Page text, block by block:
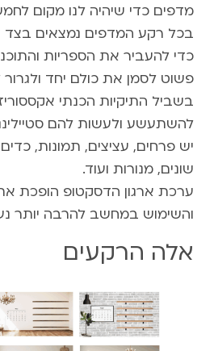
מדפים כדי שיהיה לנו מקום
בכל רקע המדפים נמצאים בצד
כדי להעביר את הספריות
פשוט לסמן את כולם יחד
בשביל התיקיות הכנתי
להשתעשע ולעשות להם
יש פרחים, עציצים, תמונות,
שונים, מנורות ועוד.
ערכת ארגון הדסקטופ הופכת את
והשימוש במחשב להרבה יותר
אלה הרקעים